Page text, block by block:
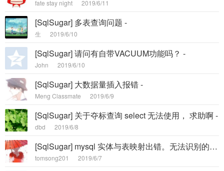
fate stay night 2019/6/11
[SqlSugar] 多表查询问题 -
生 2019/6/10
[SqlSugar] 请问有自带VACUUM功能吗？ -
John 2019/6/10
[SqlSugar] 大数据量插入报错 -
Meng Classmate 2019/6/9
[SqlSugar] 关于夺标查询 select 无法使用， 求助啊 -
dbd 2019/6/8
[SqlSugar] mysql 实体与表映射出错。无法识别的 GUID 格式 -
tomsong201 2019/6/7